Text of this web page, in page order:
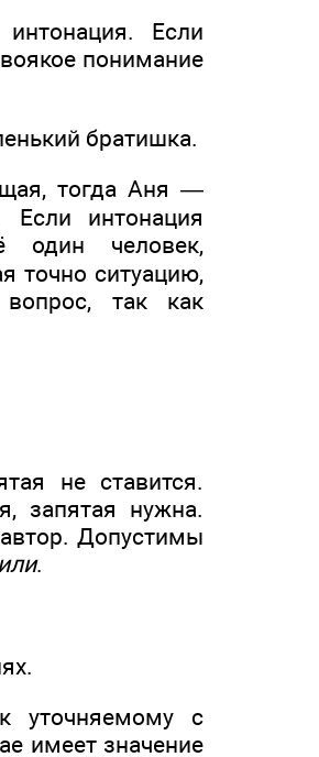
Если
понимание
братишка.
тогда Аня —
Если интонация
один человек,
точно ситуацию,
так как
не ставится.
запятая нужна.
Допустимы
или.
уточняемому с
имеет значение